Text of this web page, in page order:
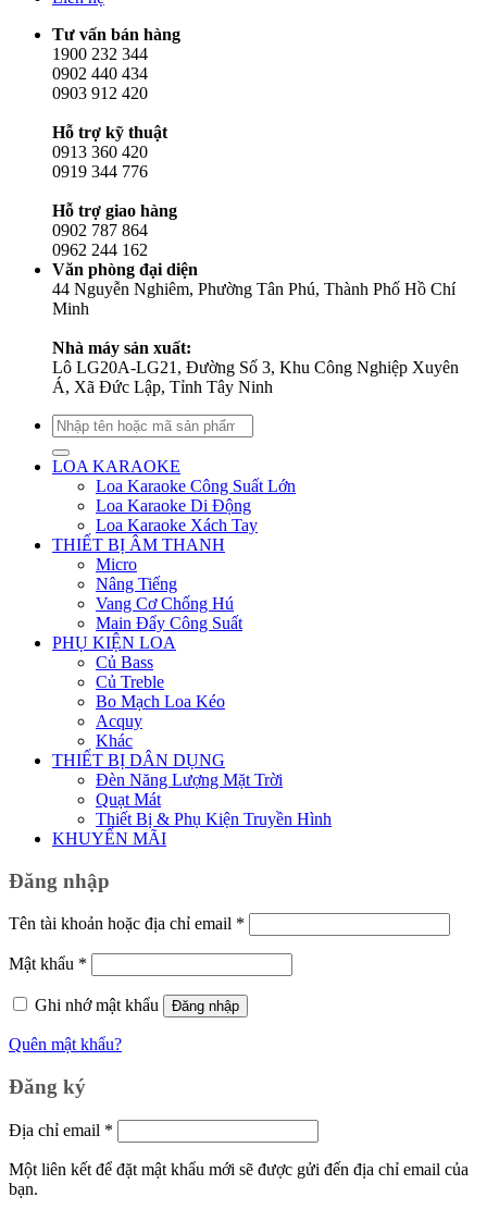
Tư vấn bán hàng
1900 232 344
0902 440 434
0903 912 420
Hỗ trợ kỹ thuật
0913 360 420
0919 344 776
Hỗ trợ giao hàng
0902 787 864
0962 244 162
Văn phòng đại diện
44 Nguyễn Nghiêm, Phường Tân Phú, Thành Phố Hồ Chí
Minh
Nhà máy sản xuất:
Lô LG20A-LG21, Đường Số 3, Khu Công Nghiệp Xuyên
Á, Xã Đức Lập, Tỉnh Tây Ninh
Tìm
kiếm:
LOA KARAOKE
Loa Karaoke Công Suất Lớn
Loa Karaoke Di Động
Loa Karaoke Xách Tay
THIẾT BỊ ÂM THANH
Micro
Nâng Tiếng
Vang Cơ Chống Hú
Main Đẩy Công Suất
PHỤ KIỆN LOA
Củ Bass
Củ Treble
Bo Mạch Loa Kéo
Acquy
Khác
THIẾT BỊ DÂN DỤNG
Đèn Năng Lượng Mặt Trời
Quạt Mát
Thiết Bị & Phụ Kiện Truyền Hình
KHUYẾN MÃI
Đăng nhập
Tên tài khoản hoặc địa chỉ email *
buộc
Mật khẩu *
buộc
Ghi nhớ mật khẩu
Đăng nhập
Quên mật khẩu?
Đăng ký
Địa chỉ email *
buộc
Một liên kết để đặt mật khẩu mới sẽ được gửi đến địa chỉ email của
bạn.